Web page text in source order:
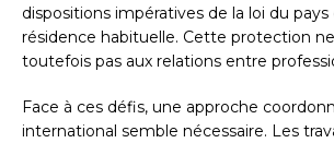
dispositions impératives de la loi du pays
résidence habituelle. Cette protection ne
toutefois pas aux relations entre
Face à ces défis, une approche
international semble nécessaire. Les